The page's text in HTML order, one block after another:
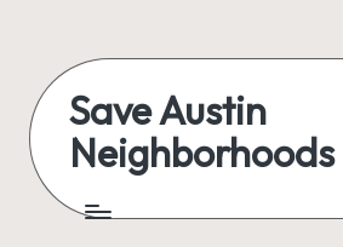
content
Save Austin
Neighborhoods
Austin